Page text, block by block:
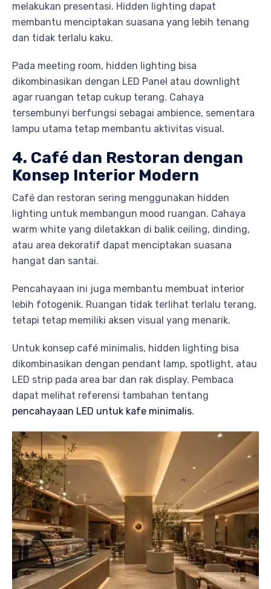
melakukan presentasi. Hidden lighting dapat
membantu menciptakan suasana yang lebih tenang
dan tidak terlalu kaku.
Pada meeting room, hidden lighting bisa
dikombinasikan dengan LED Panel atau downlight
agar ruangan tetap cukup terang. Cahaya
tersembunyi berfungsi sebagai ambience, sementara
lampu utama tetap membantu aktivitas visual.
4. Café dan Restoran dengan
Konsep Interior Modern
Café dan restoran sering menggunakan hidden
lighting untuk membangun mood ruangan. Cahaya
warm white yang diletakkan di balik ceiling, dinding,
atau area dekoratif dapat menciptakan suasana
hangat dan santai.
Pencahayaan ini juga membantu membuat interior
lebih fotogenik. Ruangan tidak terlihat terlalu terang,
tetapi tetap memiliki aksen visual yang menarik.
Untuk konsep café minimalis, hidden lighting bisa
dikombinasikan dengan pendant lamp, spotlight, atau
LED strip pada area bar dan rak display. Pembaca
dapat melihat referensi tambahan tentang
pencahayaan LED untuk kafe minimalis.